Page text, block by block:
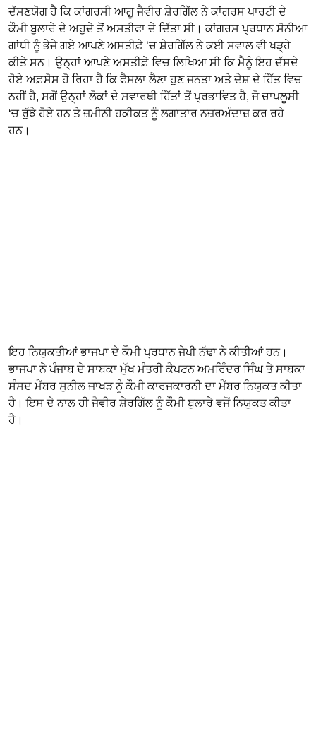
ਦੱਸਣਯੋਗ ਹੈ ਕਿ ਕਾਂਗਰਸੀ ਆਗੂ ਜੈਵੀਰ ਸ਼ੇਰਗਿੱਲ ਨੇ ਕਾਂਗਰਸ ਪਾਰਟੀ ਦੇ
ਕੌਮੀ ਬੁਲਾਰੇ ਦੇ ਅਹੁਦੇ ਤੋਂ ਅਸਤੀਫਾ ਦੇ ਦਿੱਤਾ ਸੀ। ਕਾਂਗਰਸ ਪ੍ਰਧਾਨ ਸੋਨੀਆ
ਗਾਂਧੀ ਨੂੰ ਭੇਜੇ ਗਏ ਆਪਣੇ ਅਸਤੀਫ਼ੇ ‘ਚ ਸ਼ੇਰਗਿੱਲ ਨੇ ਕਈ ਸਵਾਲ ਵੀ ਖੜ੍ਹੇ
ਕੀਤੇ ਸਨ। ਉਨ੍ਹਾਂ ਆਪਣੇ ਅਸਤੀਫ਼ੇ ਵਿਚ ਲਿਖਿਆ ਸੀ ਕਿ ਮੈਨੂੰ ਇਹ ਦੱਸਦੇ
ਹੋਏ ਅਫ਼ਸੋਸ ਹੋ ਰਿਹਾ ਹੈ ਕਿ ਫੈਸਲਾ ਲੈਣਾ ਹੁਣ ਜਨਤਾ ਅਤੇ ਦੇਸ਼ ਦੇ ਹਿੱਤ ਵਿਚ
ਨਹੀਂ ਹੈ, ਸਗੋਂ ਉਨ੍ਹਾਂ ਲੋਕਾਂ ਦੇ ਸਵਾਰਥੀ ਹਿੱਤਾਂ ਤੋਂ ਪ੍ਰਭਾਵਿਤ ਹੈ, ਜੋ ਚਾਪਲੂਸੀ
‘ਚ ਰੁੱਝੇ ਹੋਏ ਹਨ ਤੇ ਜ਼ਮੀਨੀ ਹਕੀਕਤ ਨੂੰ ਲਗਾਤਾਰ ਨਜ਼ਰਅੰਦਾਜ਼ ਕਰ ਰਹੇ
ਹਨ।
ਇਹ ਨਿਯੁਕਤੀਆਂ ਭਾਜਪਾ ਦੇ ਕੌਮੀ ਪ੍ਰਧਾਨ ਜੇਪੀ ਨੱਢਾ ਨੇ ਕੀਤੀਆਂ ਹਨ।
ਭਾਜਪਾ ਨੇ ਪੰਜਾਬ ਦੇ ਸਾਬਕਾ ਮੁੱਖ ਮੰਤਰੀ ਕੈਪਟਨ ਅਮਰਿੰਦਰ ਸਿੰਘ ਤੇ ਸਾਬਕਾ
ਸੰਸਦ ਮੈਂਬਰ ਸੁਨੀਲ ਜਾਖੜ ਨੂੰ ਕੌਮੀ ਕਾਰਜਕਾਰਨੀ ਦਾ ਮੈਂਬਰ ਨਿਯੁਕਤ ਕੀਤਾ
ਹੈ। ਇਸ ਦੇ ਨਾਲ ਹੀ ਜੈਵੀਰ ਸ਼ੇਰਗਿੱਲ ਨੂੰ ਕੌਮੀ ਬੁਲਾਰੇ ਵਜੋਂ ਨਿਯੁਕਤ ਕੀਤਾ
ਹੈ।